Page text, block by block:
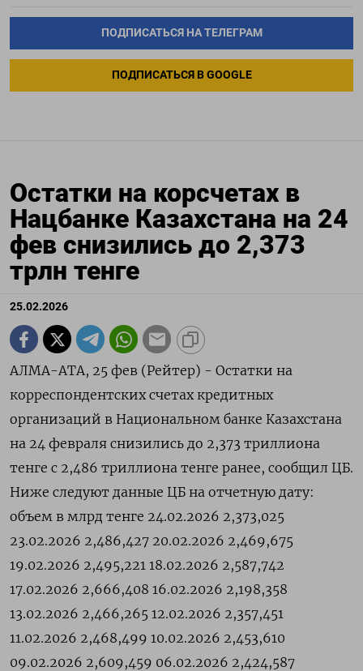
ПОДПИСАТЬСЯ НА ТЕЛЕГРАМ
ПОДПИСАТЬСЯ В GOOGLE
Остатки на корсчетах в
Нацбанке Казахстана на 24
фев снизились до 2,373
трлн тенге
25.02.2026
АЛМА-АТА, 25 фев (Рейтер) - ‌Остатки ​на
корреспондентских счетах ​кредитных ​
организаций ⁠в ‌Национальном ‌банке Казахстана ​
на 24 ‌февраля ​снизились до ‌2,373 триллиона
тенге ​с ​2,486 ‌триллиона тенге ​ранее, сообщил ЦБ.
Ниже следуют ​данные ⁠ЦБ на ‌отчетную ‌дату:
объем в млрд ​тенге 24.02.2026 2,373,025
23.02.2026 2,486,427 20.02.2026 2,469,675
19.02.2026 2,495,221 18.02.2026 2,587,742
17.02.2026 2,666,408 16.02.2026 2,198,358
13.02.2026 2,466,265 12.02.2026 2,357,451
11.02.2026 2,468,499 10.02.2026 2,453,610
09.02.2026 2,609,459 06.02.2026 2,424,587